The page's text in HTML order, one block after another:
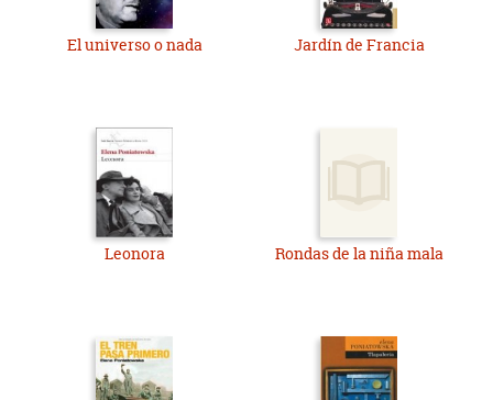
El universo o nada Jardín de Francia
Leonora Rondas de la niña mala